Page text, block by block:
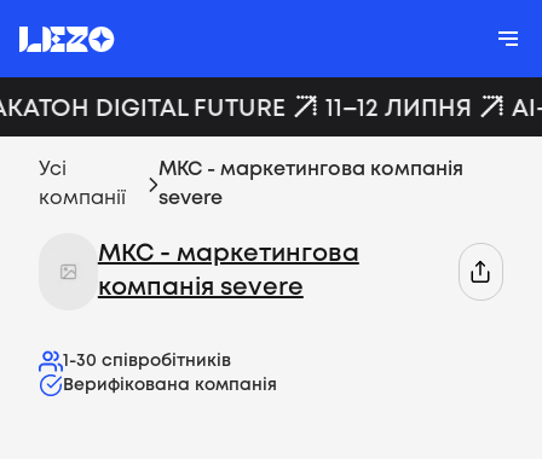
DIGITAL FUTURE 11–12 ЛИПНЯ
Усі
компанії
МКС - маркетингова компанія
severe
МКС - маркетингова
компанія severe
1-30 співробітників
Верифікована компанія